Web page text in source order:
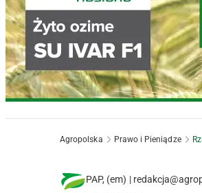
Agropolska Prawo i Pieniądze
PAP, (em) |